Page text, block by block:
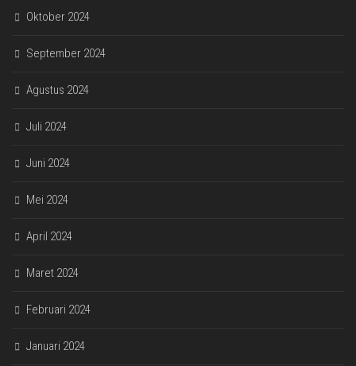
Oktober 2024
September 2024
Agustus 2024
Juli 2024
Juni 2024
Mei 2024
April 2024
Maret 2024
Februari 2024
Januari 2024